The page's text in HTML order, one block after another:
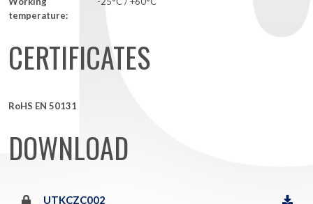
temperature:
CERTIFICATES
RoHS EN 50131
DOWNLOAD
UTKCZC002